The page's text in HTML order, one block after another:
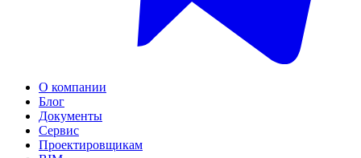
О компании
Блог
Документы
Сервис
Проектировщикам